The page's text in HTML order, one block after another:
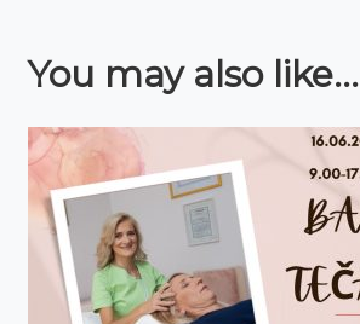
You may also like...